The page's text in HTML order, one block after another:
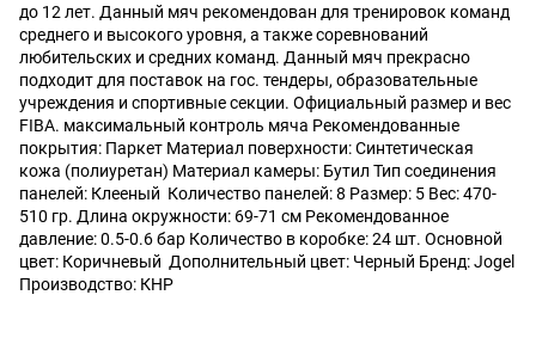
до 12 лет. Данный мяч рекомендован для тренировок команд
среднего и высокого уровня, а также соревнований
любительских и средних команд. Данный мяч прекрасно
подходит для поставок на гос. тендеры, образовательные
учреждения и спортивные секции. Официальный размер и вес
FIBA. максимальный контроль мяча Рекомендованные
покрытия: Паркет Материал поверхности: Синтетическая
кожа (полиуретан) Материал камеры: Бутил Тип соединения
панелей: Клееный Количество панелей: 8 Размер: 5 Вес: 470-
510 гр. Длина окружности: 69-71 см Рекомендованное
давление: 0.5-0.6 бар Количество в коробке: 24 шт. Основной
цвет: Коричневый Дополнительный цвет: Черный Бренд: Jogel
Производство: КНР